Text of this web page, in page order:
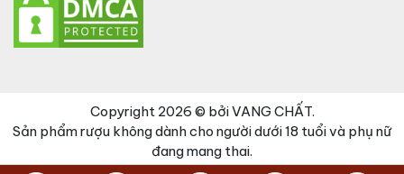
Copyright 2026 © bởi VANG CHẤT.
Sản phẩm rượu không dành cho người dưới 18 tuổi và phụ nữ
đang mang thai.